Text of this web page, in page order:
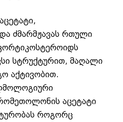
ძმარმჟავას რთული
სტრუქტურით, მაღალი
აქტივობით.
აცეტატი
როგორც